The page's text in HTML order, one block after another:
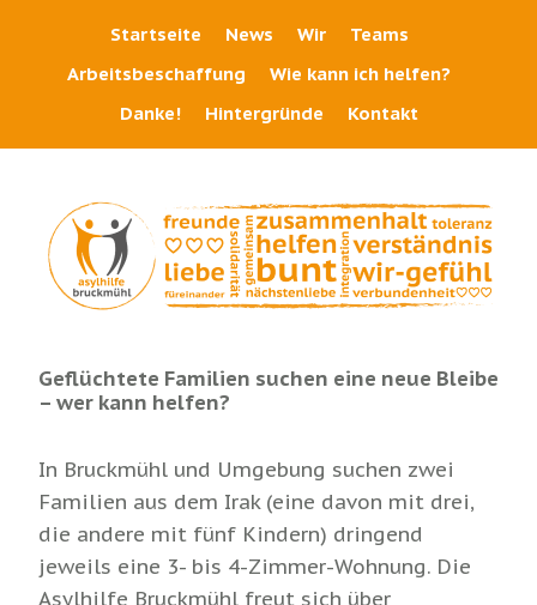
Startseite News Wir
Teams
Arbeitsbeschaffung
Wie kann ich helfen?
Danke!
Hintergründe Kontakt
Geflüchtete Familien suchen eine neue Bleibe
– wer kann helfen?
In Bruckmühl und Umgebung suchen zwei
Familien aus dem Irak (eine davon mit drei,
die andere mit fünf Kindern) dringend
jeweils eine 3- bis 4-Zimmer-Wohnung. Die
Asylhilfe Bruckmühl freut sich über